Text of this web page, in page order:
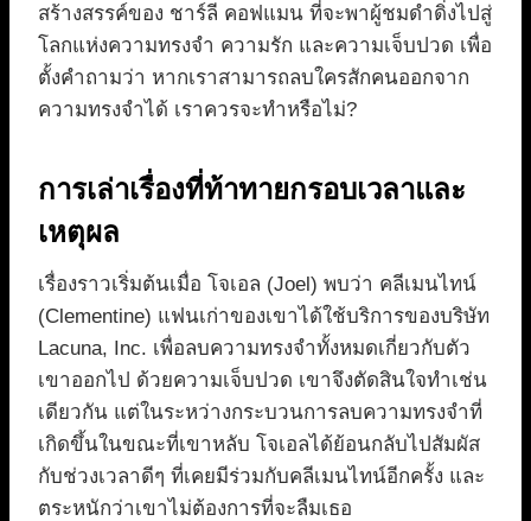
สร้างสรรค์ของ ชาร์ลี คอฟแมน ที่จะพาผู้ชมดำดิ่งไปสู่
โลกแห่งความทรงจำ ความรัก และความเจ็บปวด เพื่อ
ตั้งคำถามว่า หากเราสามารถลบใครสักคนออกจาก
ความทรงจำได้ เราควรจะทำหรือไม่?
การเล่าเรื่องที่ท้าทายกรอบเวลาและ
เหตุผล
เรื่องราวเริ่มต้นเมื่อ โจเอล (Joel) พบว่า คลีเมนไทน์
(Clementine) แฟนเก่าของเขาได้ใช้บริการของบริษัท
Lacuna, Inc. เพื่อลบความทรงจำทั้งหมดเกี่ยวกับตัว
เขาออกไป ด้วยความเจ็บปวด เขาจึงตัดสินใจทำเช่น
เดียวกัน แต่ในระหว่างกระบวนการลบความทรงจำที่
เกิดขึ้นในขณะที่เขาหลับ โจเอลได้ย้อนกลับไปสัมผัส
กับช่วงเวลาดีๆ ที่เคยมีร่วมกับคลีเมนไทน์อีกครั้ง และ
ตระหนักว่าเขาไม่ต้องการที่จะลืมเธอ